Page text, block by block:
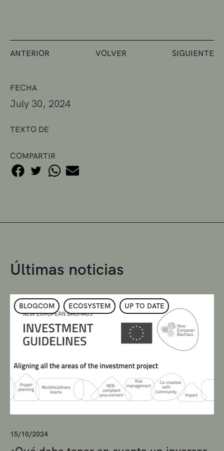
FECHA
July 30, 2024
TEXTO DE
COMPARTIR
ANTERIOR VOLVER SIGUIENTE
Últimas noticias
BLOGCOM ECOSYSTEM UP TO DATE
15/10/2024